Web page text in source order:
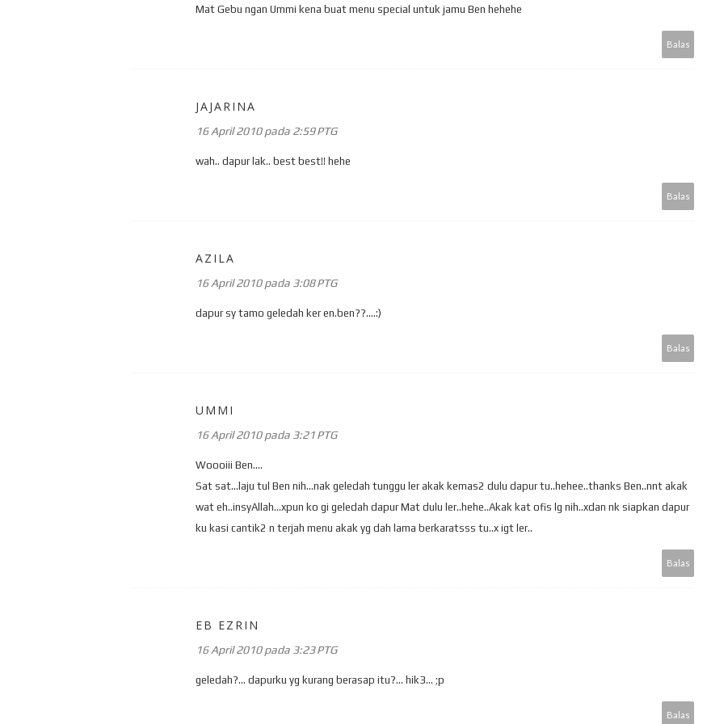
Mat Gebu ngan Ummi kena buat menu special untuk jamu Ben hehehe
Balas
JAJARINA
16 April 2010 pada 2:59 PTG
wah.. dapur lak.. best best!! hehe
Balas
AZILA
16 April 2010 pada 3:08 PTG
dapur sy tamo geledah ker en.ben??....:)
Balas
UMMI
16 April 2010 pada 3:21 PTG
Woooiii Ben....
Sat sat...laju tul Ben nih...nak geledah tunggu ler akak kemas2 dulu dapur tu..hehee..thanks Ben..nnt akak
wat eh..insyAllah...xpun ko gi geledah dapur Mat dulu ler..hehe..Akak kat ofis lg nih..xdan nk siapkan dapur
ku kasi cantik2 n terjah menu akak yg dah lama berkaratsss tu..x igt ler..
Balas
EB EZRIN
16 April 2010 pada 3:23 PTG
geledah?... dapurku yg kurang berasap itu?... hik3... ;p
Balas